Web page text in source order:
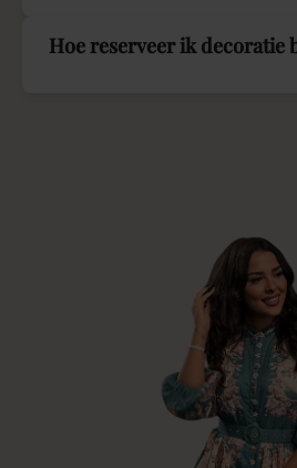
Hoe reserveer ik decoratie